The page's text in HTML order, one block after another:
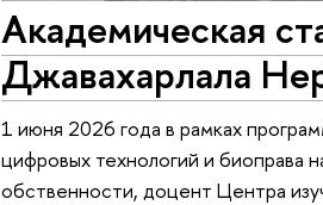
Академическая
Джавахарлала
1 июня 2026 года в рамках
цифровых технологий и биоправа
обственности, доцент Центра